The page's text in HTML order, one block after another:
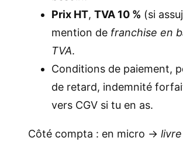
Prix HT, TVA 10 % (si
mention de franchise en
TVA.
Conditions de paiement,
de retard, indemnité
vers CGV si tu en as.
Côté compta : en micro →